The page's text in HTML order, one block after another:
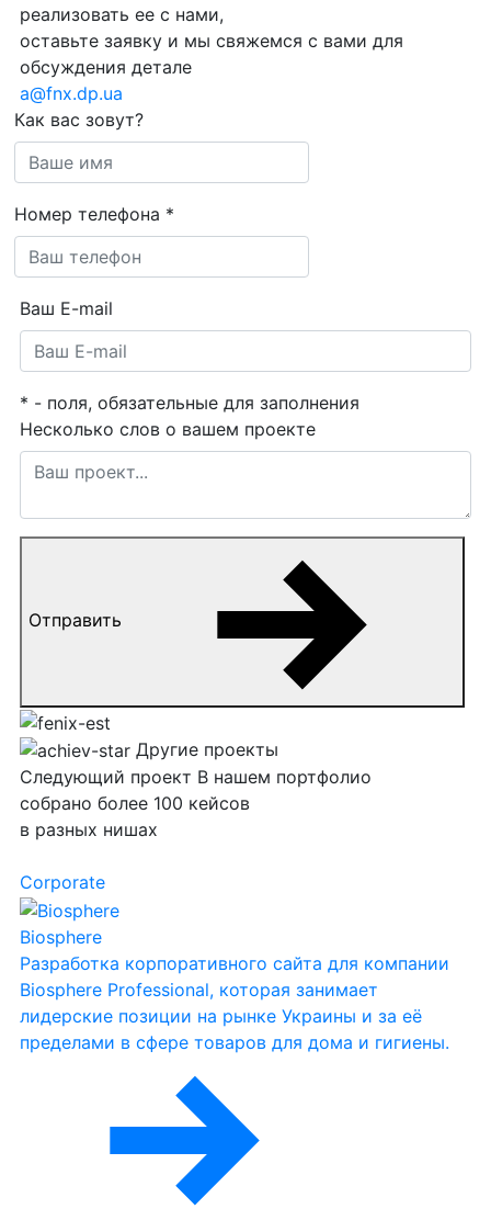
реализовать ее с нами,
оставьте заявку и мы свяжемся с вами для
обсуждения детале
a@fnx.dp.ua
Как вас зовут?
Номер телефона *
Ваш E-mail
* - поля, обязательные для заполнения
Несколько слов о вашем проекте
Отправить
Другие проекты
Следующий проект В нашем портфолио
собрано более 100 кейсов
в разных нишах
Corporate
Biosphere
Разработка корпоративного сайта для компании
Biosphere Professional, которая занимает
лидерские позиции на рынке Украины и за её
пределами в сфере товаров для дома и гигиены.